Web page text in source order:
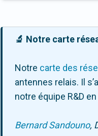
🔬 Notre carte
Notre carte des
antennes relais. Il
notre équipe R&D
Bernard Sandouno,